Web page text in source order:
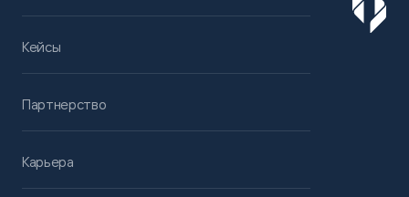
Кейсы
Партнерство
Карьера